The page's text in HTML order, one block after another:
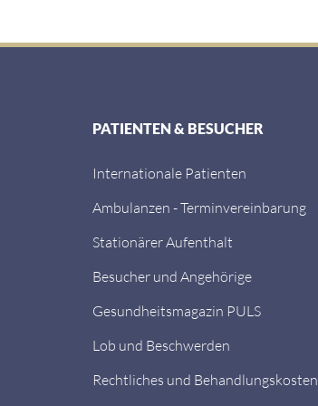
PATIENTEN & BESUCHER
Internationale Patienten
Ambulanzen - Terminvereinbarung
Stationärer Aufenthalt
Besucher und Angehörige
Gesundheitsmagazin PULS
Lob und Beschwerden
Rechtliches und Behandlungskosten